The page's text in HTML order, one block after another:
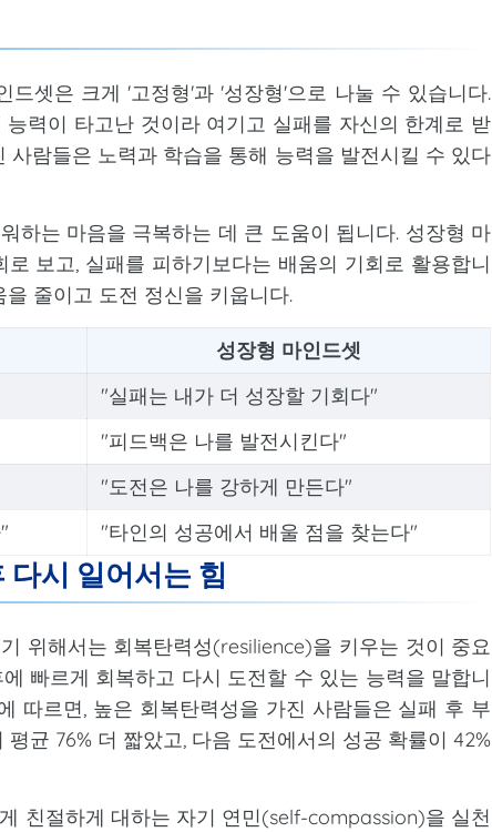
드셋은 크게 '고정형'과 '성장형'으로 나눌 수 있습니다.
력이 타고난 것이라 여기고 실패를 자신의 한계로 받
사람들은 노력과 학습을 통해 능력을 발전시킬 수 있다
하는 마음을 극복하는 데 큰 도움이 됩니다. 성장형 마
보고, 실패를 피하기보다는 배움의 기회로 활용합니
줄이고 도전 정신을 키웁니다.
성장형 마인드셋
"실패는 내가 더 성장할 기회다"
"피드백은 나를 발전시킨다"
"도전은 나를 강하게 만든다"
"타인의 성공에서 배울 점을 찾는다"
시 일어서는 힘
위해서는 회복탄력성(resilience)을 키우는 것이 중요
빠르게 회복하고 다시 도전할 수 있는 능력을 말합니
따르면, 높은 회복탄력성을 가진 사람들은 실패 후 부
균 76% 더 짧았고, 다음 도전에서의 성공 확률이 42%
친절하게 대하는 자기 연민(self-compassion)을 실천